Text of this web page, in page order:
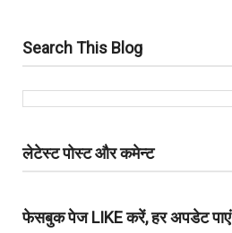
Search This Blog
लेटेस्ट पोस्ट और कमेन्ट
फेसबुक पेज LIKE करें, हर अपडेट पाएं